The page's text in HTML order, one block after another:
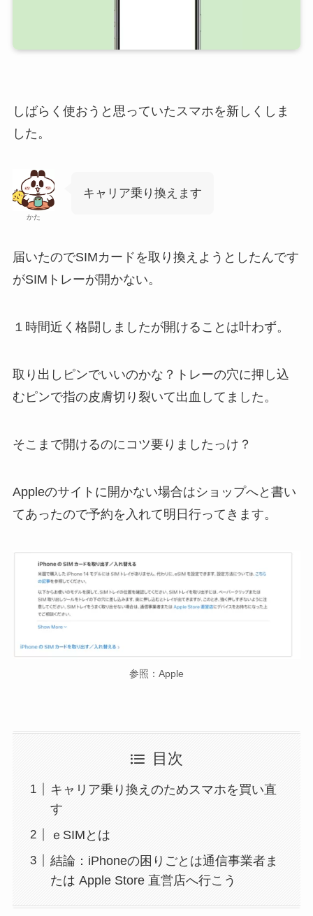
しばらく使おうと思っていたスマホを新しくしま
した。
かた
キャリア乗り換えます
届いたのでSIMカードを取り換えようとしたんです
がSIMトレーが開かない。
１時間近く格闘しましたが開けることは叶わず。
取り出しピンでいいのかな？トレーの穴に押し込
むピンで指の皮膚切り裂いて出血してました。
そこまで開けるのにコツ要りましたっけ？
Appleのサイトに開かない場合はショップへと書い
てあったので予約を入れて明日行ってきます。
参照：Apple
目次
キャリア乗り換えのためスマホを買い直
す
ｅSIMとは
結論：iPhoneの困りごとは通信事業者ま
たは Apple Store 直営店へ行こう